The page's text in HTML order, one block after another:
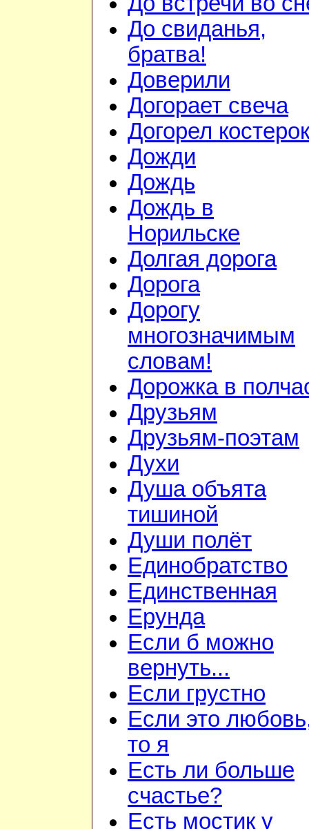
До свиданья,
братва!
Доверили
Догорает свеча
Догорел костерок
Дожди
Дождь
Дождь в
Норильске
Долгая дорога
Дорога
Дорогу
многозначимым
словам!
Дорожка в
Друзьям
Друзьям-поэтам
Духи
Душа объята
тишиной
Души полёт
Единобратство
Единственная
Ерунда
Если б можно
вернуть...
Если грустно
Если это
то я
Есть ли больше
счастье?
Есть мостик у